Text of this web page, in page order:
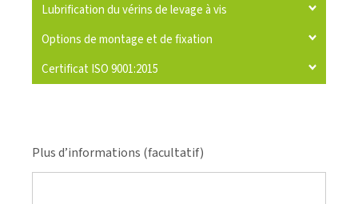
Lubrification du vérins de levage à vis
Options de montage et de fixation
Certificat ISO 9001:2015
Plus d’informations (facultatif)